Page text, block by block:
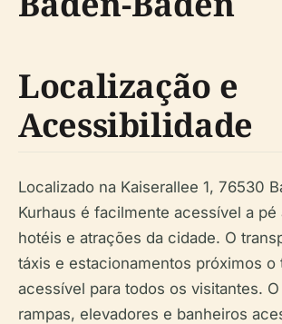
Localização e
Acessibilidade
Localizado na Kaiserallee 1, 76530
Kurhaus é facilmente acessível a pé
hotéis e atrações da cidade. O
táxis e estacionamentos próximos o
acessível para todos os visitantes.
rampas, elevadores e banheiros